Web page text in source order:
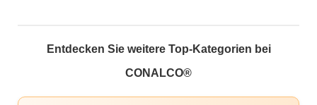
Entdecken Sie weitere Top-Kategorien bei
CONALCO®